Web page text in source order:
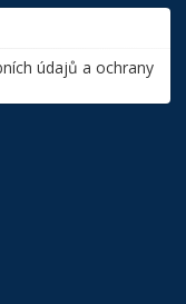
údajů a ochrany